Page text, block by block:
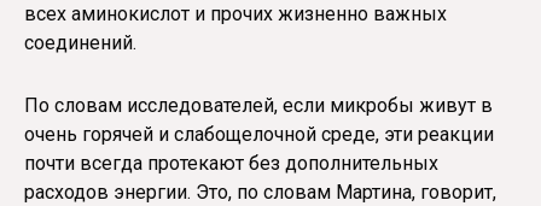
всех аминокислот и прочих жизненно важных
соединений.
По словам исследователей, если микробы живут в
очень горячей и слабощелочной среде, эти реакции
почти всегда протекают без дополнительных
расходов энергии. Это, по словам Мартина, говорит,